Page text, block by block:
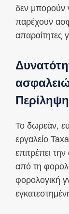
δεν μπορούν
παρέχουν
απαραίτητες
Περίληψη
Το δωρεάν,
εργαλείο
επιτρέπει
από τη
φορολογική